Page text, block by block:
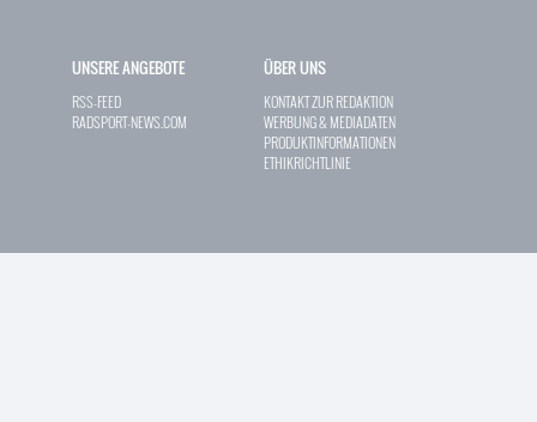
UNSERE ANGEBOTE
RSS-FEED
RADSPORT-NEWS.COM
ÜBER UNS
KONTAKT ZUR REDAKTION
WERBUNG & MEDIADATEN
PRODUKTINFORMATIONEN
ETHIKRICHTLINIE